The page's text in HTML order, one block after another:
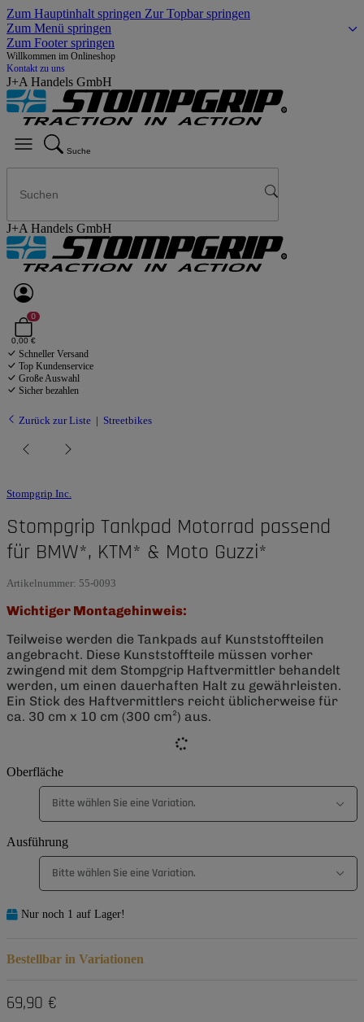
Zum Hauptinhalt springen Zur Topbar springen
Zum Menü springen
Zum Footer springen
Willkommen im Onlineshop
Kontakt zu uns
J+A Handels GmbH
Suche
J+A Handels GmbH
0
0,00 €
Schneller Versand
Top Kundenservice
Große Auswahl
Sicher bezahlen
Zurück zur Liste Streetbikes
Stompgrip Inc.
Stompgrip Tankpad Motorrad passend
für BMW*, KTM* & Moto Guzzi*
Artikelnummer: 55-0093
Wichtiger Montagehinweis:
Teilweise werden die Tankpads auf Kunststoffteilen
angebracht. Diese Kunststoffteile müssen vorher
zwingend mit dem Stompgrip Haftvermittler behandelt
werden, um einen dauerhaften Halt zu gewährleisten.
Ein Stick des Haftvermittlers reicht üblicherweise für
ca. 30 cm x 10 cm (300 cm²) aus.
Oberfläche
Bitte wählen Sie eine Variation.
Ausführung
Bitte wählen Sie eine Variation.
Nur noch 1 auf Lager!
Bestellbar in Variationen
69,90 €